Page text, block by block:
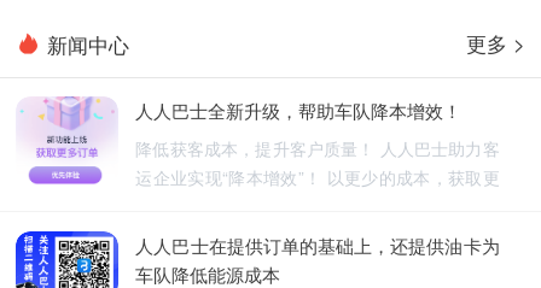
人人巴士五一放假通知-杭州包车网
人人巴士春节放假通知-杭州包车网
新闻中心 更多 >
人人巴士全新升级，帮助车队降本增效！
降低获客成本，提升客户质量！ 人人巴士助力客
运企业实现“降本增效”！ 以更少的成本，获取更
人人巴士在提供订单的基础上，还提供油卡为
车队降低能源成本